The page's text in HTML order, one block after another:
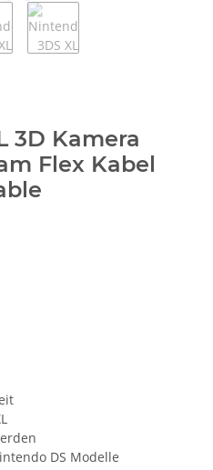
3D Kamera
Flex Kabel
DS Modelle